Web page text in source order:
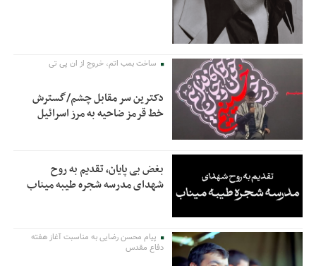
ساخت بمب اتم، خروج از ان پی تی
دکترین سر مقابل چشم/گسترش
خط قرمز ضاحیه به مرز اسرائیل
بغض بی پایان، تقدیم به روح
شهدای مدرسه شجره طیبه میناب
پیام محسن رضایی به مناسبت آغاز هفته
دفاع مقدس